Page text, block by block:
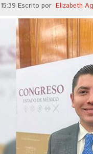
Escrito por Elizabeth